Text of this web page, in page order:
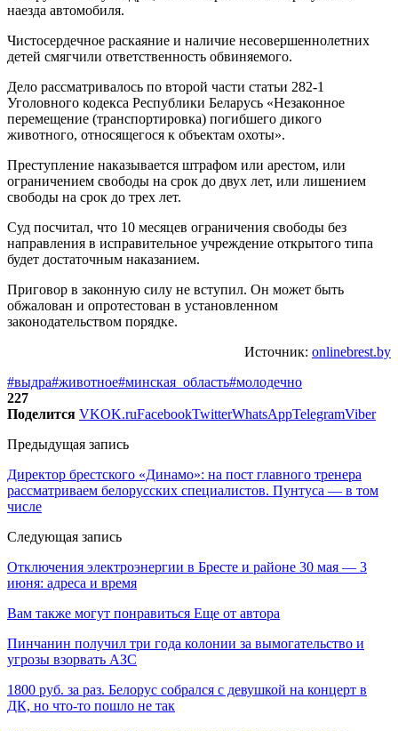
наезда автомобиля.
Чистосердечное раскаяние и наличие несовершеннолетних
детей смягчили ответственность обвиняемого.
Дело рассматривалось по второй части статьи 282-1
Уголовного кодекса Республики Беларусь «Незаконное
перемещение (транспортировка) погибшего дикого
животного, относящегося к объектам охоты».
Преступление наказывается штрафом или арестом, или
ограничением свободы на срок до двух лет, или лишением
свободы на срок до трех лет.
Суд посчитал, что 10 месяцев ограничения свободы без
направления в исправительное учреждение открытого типа
будет достаточным наказанием.
Приговор в законную силу не вступил. Он может быть
обжалован и опротестован в установленном
законодательством порядке.
Источник: onlinebrest.by
#выдра#животное#минская_область#молодечно
227
Поделится VKOK.ruFacebookTwitterWhatsAppTelegramViber
Предыдущая запись
Директор брестского «Динамо»: на пост главного тренера
рассматриваем белорусских специалистов. Пунтуса — в том
числе
Следующая запись
Отключения электроэнергии в Бресте и районе 30 мая — 3
июня: адреса и время
Вам также могут понравиться Еще от автора
Пинчанин получил три года колонии за вымогательство и
угрозы взорвать АЗС
1800 руб. за раз. Белорус собрался с девушкой на концерт в
ДК, но что-то пошло не так